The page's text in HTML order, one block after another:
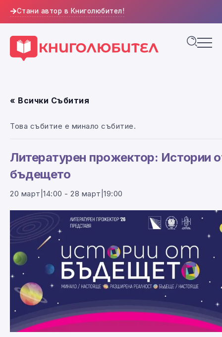
Стани автор в Книголюбител!
« Всички Събития
Това събитие е минало събитие.
Литературен прожектор: Истории
бъдещето
20 март|14:00 - 28 март|19:00